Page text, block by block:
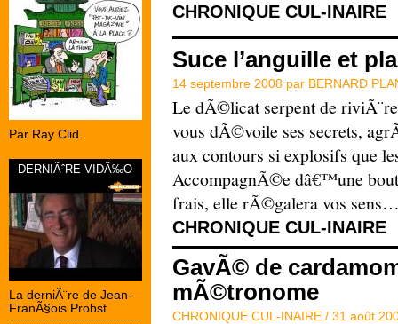
Par Ray Clid.
DERNIÃˆRE VIDÃ‰O
La derniÃ¨re de Jean-
FranÃ§ois Probst
CHRONIQUE CUL-INAIRE
Suce l’anguille et
14 septembre 2008 par BERNARD
Le dÃ©licat serpent de
vous dÃ©voile ses secrets,
aux contours si explosifs que
AccompagnÃ©e dâ€™une
frais, elle rÃ©galera vos
CHRONIQUE CUL-INAIRE
GavÃ© de
mÃ©tronome
CHRONIQUE CUL-INAIRE / 31 août